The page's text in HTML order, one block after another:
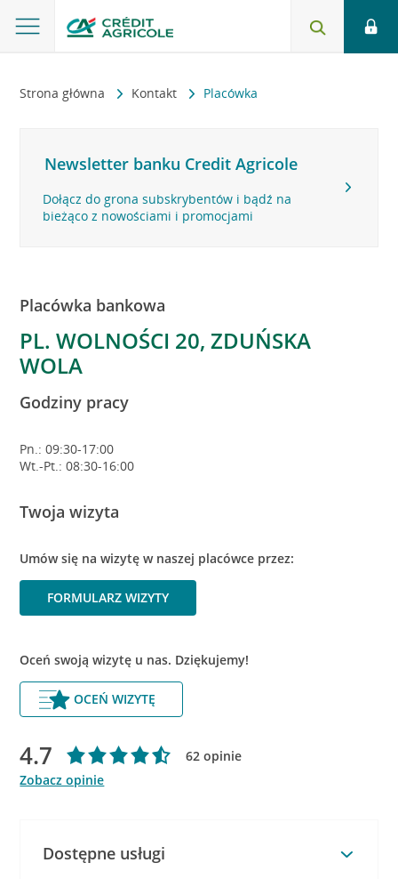
Strona główna Kontakt Placówka
Newsletter banku Credit Agricole
Dołącz do grona subskrybentów i bądź na
bieżąco z nowościami i promocjami
Placówka bankowa
PL. WOLNOŚCI 20, ZDUŃSKA
WOLA
Godziny pracy
Pn.: 09:30-17:00
Wt.-Pt.: 08:30-16:00
Twoja wizyta
Umów się na wizytę w naszej placówce przez:
FORMULARZ WIZYTY
Oceń swoją wizytę u nas. Dziękujemy!
OCEŃ WIZYTĘ
4.7
62 opinie
Zobacz opinie
Dostępne usługi